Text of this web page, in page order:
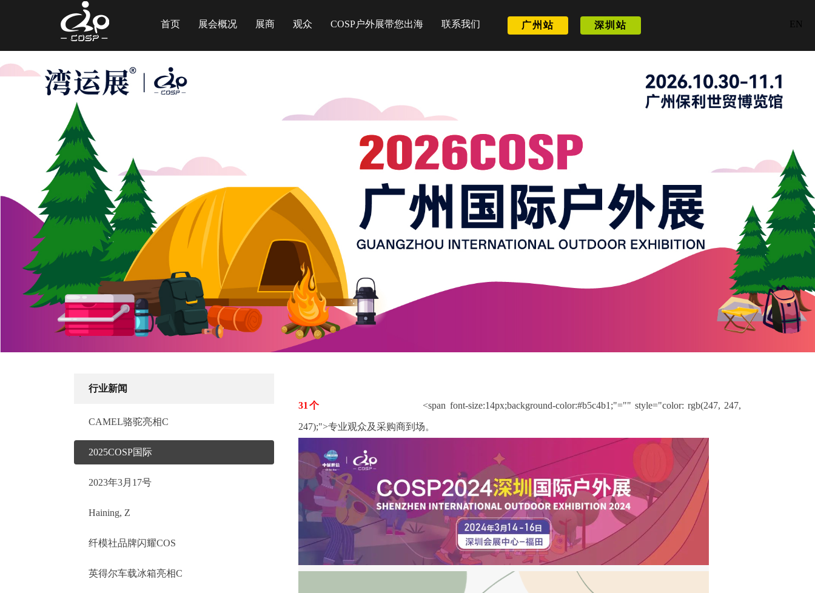
首页 展会概况 展商 观众 COSP户外展带您出海 联系我们 广州站 深圳站 EN
行业新闻
CAMEL骆驼亮相C
2025COSP国际
2023年3月17号
Haining, Z
纤模社品牌闪耀COS
英得尔车载冰箱亮相C
31个 <span font-size:14px;background-color:#b5c4b1;"="" style="color: rgb(247, 247,
247);">专业观众及采购商到场。